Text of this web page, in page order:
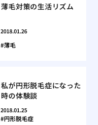
薄毛対策の生活リズム
2018.01.26
薄毛
私が円形脱毛症になった
時の体験談
2018.01.25
円形脱毛症